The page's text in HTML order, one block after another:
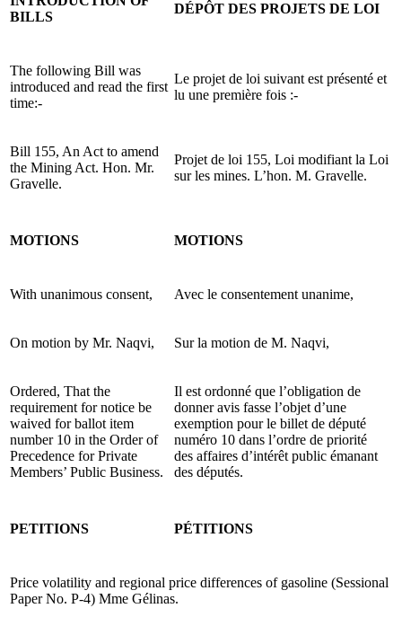
BILLS
DÉPÔT DES PROJETS DE LOI
The following Bill was
introduced and read the first
time:-
Le projet de loi suivant est présenté et
lu une première fois :-
Bill 155, An Act to amend
the Mining Act. Hon. Mr.
Gravelle.
Projet de loi 155, Loi modifiant la Loi
sur les mines. L’hon. M. Gravelle.
MOTIONS MOTIONS
With unanimous consent, Avec le consentement unanime,
On motion by Mr. Naqvi, Sur la motion de M. Naqvi,
Ordered, That the
requirement for notice be
waived for ballot item
number 10 in the Order of
Precedence for Private
Members’ Public Business.
Il est ordonné que l’obligation de
donner avis fasse l’objet d’une
exemption pour le billet de député
numéro 10 dans l’ordre de priorité
des affaires d’intérêt public émanant
des députés.
PETITIONS PÉTITIONS
Price volatility and regional price differences of gasoline (Sessional
Paper No. P-4) Mme Gélinas.